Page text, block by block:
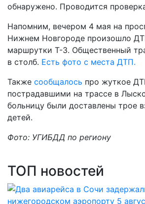
обнаружено. Проводится
Напомним, вечером 4 мая на
Нижнем Новгороде произошло
маршрутки Т-3. Общественный
в столб. Есть фото с места ДТП.
Также сообщалось про жуткое
пострадавшими на трассе в
больницу были доставлены трое
детей.
Фото: УГИБДД по региону
ТОП новостей